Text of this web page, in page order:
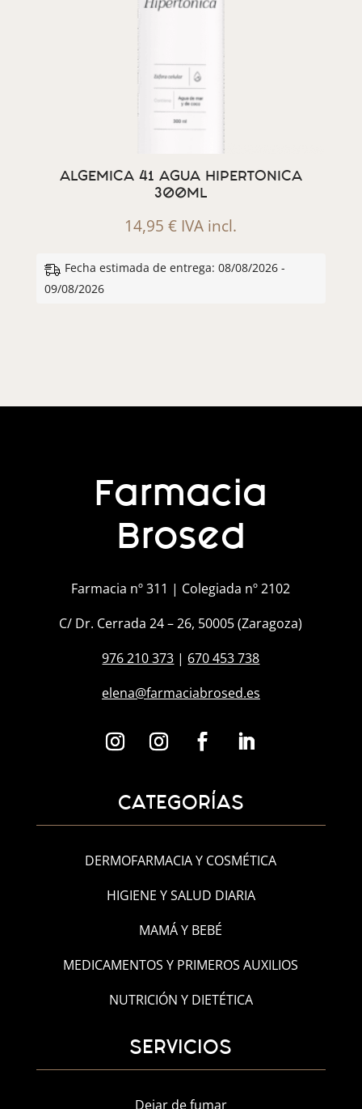
ALGEMICA 41 AGUA HIPERTONICA
300ML
14,95€ IVA incl.
Fecha estimada de entrega: 08/08/2026 -
09/08/2026
Farmacia
Brosed
Farmacia nº 311 | Colegiada nº 2102
C/ Dr. Cerrada 24 – 26, 50005 (Zaragoza)
976 210 373 | 670 453 738
elena@farmaciabrosed.es
CATEGORÍAS
DERMOFARMACIA Y COSMÉTICA
HIGIENE Y SALUD DIARIA
MAMÁ Y BEBÉ
MEDICAMENTOS Y PRIMEROS AUXILIOS
NUTRICIÓN Y DIETÉTICA
SERVICIOS
Dejar de fumar